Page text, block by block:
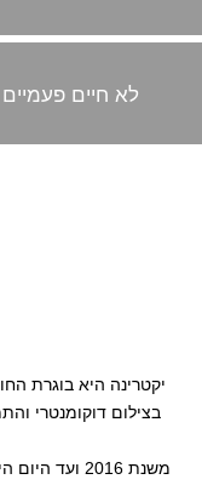
לא חיים פעמיים
יקטרינה היא בוגרת
בצילום דוקומנטרי
משנת 2016